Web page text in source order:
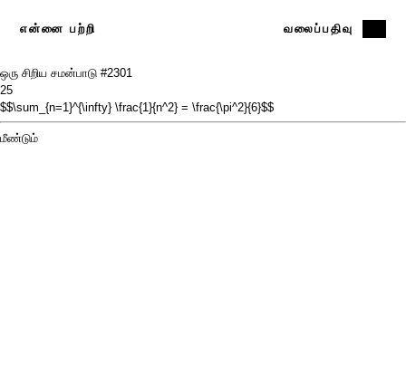
என்னை பற்றி வலைப்பதிவு
ஒரு சிறிய சமன்பாடு #2301
25
$$\sum_{n=1}^{\infty} \frac{1}{n^2} = \frac{\pi^2}{6}$$
மீண்டும்